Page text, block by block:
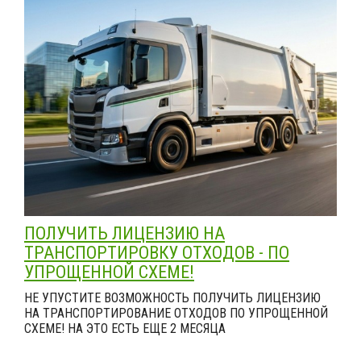
ПОЛУЧИТЬ ЛИЦЕНЗИЮ НА
ТРАНСПОРТИРОВКУ ОТХОДОВ - ПО
УПРОЩЕННОЙ СХЕМЕ!
НЕ УПУСТИТЕ ВОЗМОЖНОСТЬ ПОЛУЧИТЬ ЛИЦЕНЗИЮ
НА ТРАНСПОРТИРОВАНИЕ ОТХОДОВ ПО УПРОЩЕННОЙ
СХЕМЕ! НА ЭТО ЕСТЬ ЕЩЕ 2 МЕСЯЦА